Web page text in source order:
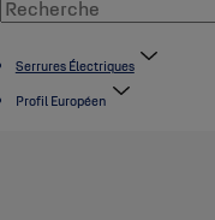
Serrures Électriques
Profil Européen